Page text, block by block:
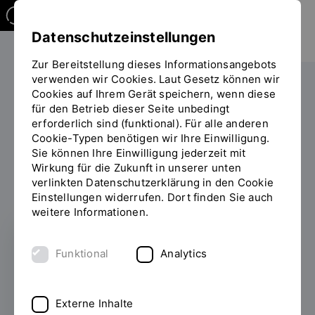
Sie
befinden
sich
auf
der
Seite
Weiterentwickeln"
Die OTH
Jobs und Karriere
Abteilung Personal
Referat Personalentwicklung
Personalintegration und -bindung
Online-Portal für Neuberufene
Mitgestalten & Weiterentwickeln
Mitgestalten &
Weiterentwickeln
Datenschutzeinstellungen
Zur Bereitstellung dieses Informationsangebots
verwenden wir Cookies. Laut Gesetz können wir
Cookies auf Ihrem Gerät speichern, wenn diese
für den Betrieb dieser Seite unbedingt
erforderlich sind (funktional). Für alle anderen
Cookie-Typen benötigen wir Ihre Einwilligung.
Sie können Ihre Einwilligung jederzeit mit
Wirkung für die Zukunft in unserer unten
verlinkten Datenschutzerklärung in den Cookie
Einstellungen widerrufen. Dort finden Sie auch
weitere Informationen.
Funktional Analytics
Externe Inhalte